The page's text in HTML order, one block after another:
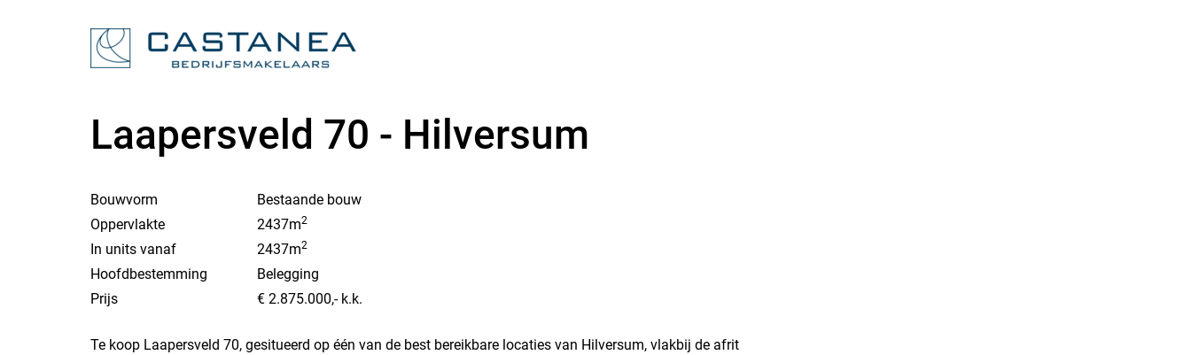
Laapersveld 70 - Hilversum
Bouwvorm
Bestaande bouw
Oppervlakte
2437m2
In units vanaf 2437m2
Hoofdbestemming
Belegging
Prijs
€ 2.875.000,- k.k.
Te koop Laapersveld 70, gesitueerd op één van de best bereikbare locaties van Hilversum, vlakbij de afrit